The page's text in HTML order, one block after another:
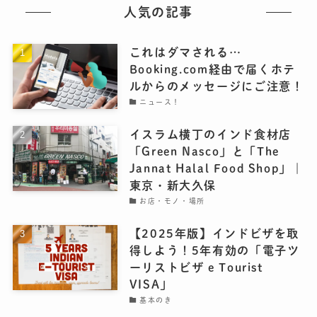
人気の記事
これはダマされる…
Booking.com経由で届くホテ
ルからのメッセージにご注意！
ニュース！
イスラム横丁のインド食材店
「Green Nasco」と「The
Jannat Halal Food Shop」｜
東京・新大久保
お店・モノ・場所
【2025年版】インドビザを取
得しよう！5年有効の「電子ツ
ーリストビザ e Tourist
VISA」
基本のき